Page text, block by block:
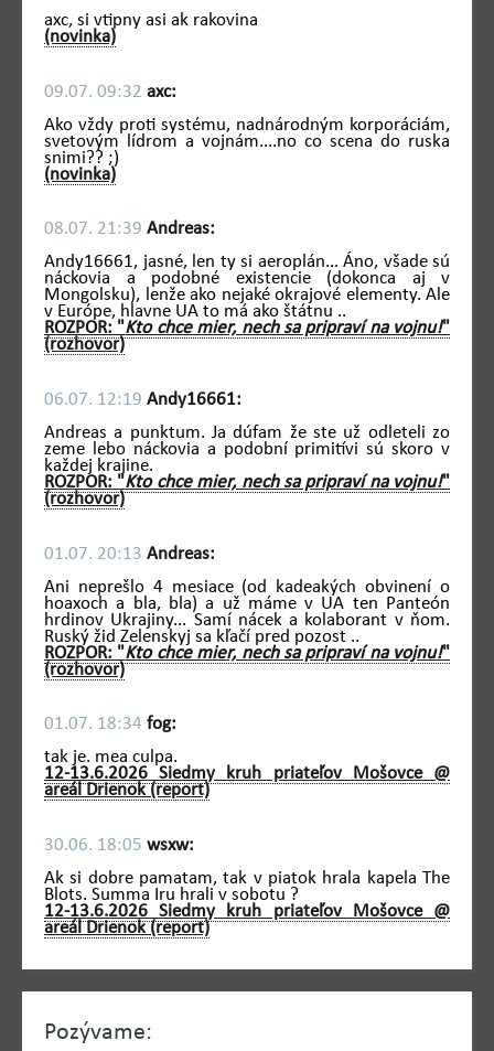
axc, si vtipny asi ak rakovina
(novinka)
09.07. 09:32 axc:
Ako vždy proti systému, nadnárodným korporáciám,
svetovým lídrom a vojnám....no co scena do ruska
snimi?? ;)
(novinka)
08.07. 21:39 Andreas:
Andy16661, jasné, len ty si aeroplán... Áno, všade sú
náckovia a podobné existencie (dokonca aj v
Mongolsku), lenže ako nejaké okrajové elementy. Ale
v Európe, hlavne UA to má ako štátnu ..
ROZPOR: "Kto chce mier, nech sa pripraví na vojnu!"
(rozhovor)
06.07. 12:19 Andy16661:
Andreas a punktum. Ja dúfam že ste už odleteli zo
zeme lebo náckovia a podobní primitívi sú skoro v
každej krajine.
ROZPOR: "Kto chce mier, nech sa pripraví na vojnu!"
(rozhovor)
01.07. 20:13 Andreas:
Ani neprešlo 4 mesiace (od kadeakých obvinení o
hoaxoch a bla, bla) a už máme v UA ten Panteón
hrdinov Ukrajiny... Samí nácek a kolaborant v ňom.
Ruský žid Zelenskyj sa kľačí pred pozost ..
ROZPOR: "Kto chce mier, nech sa pripraví na vojnu!"
(rozhovor)
01.07. 18:34 fog:
tak je. mea culpa.
12-13.6.2026 Siedmy kruh priateľov Mošovce @
areál Drienok (report)
30.06. 18:05 wsxw:
Ak si dobre pamatam, tak v piatok hrala kapela The
Blots. Summa Iru hrali v sobotu ?
12-13.6.2026 Siedmy kruh priateľov Mošovce @
areál Drienok (report)
Pozývame: